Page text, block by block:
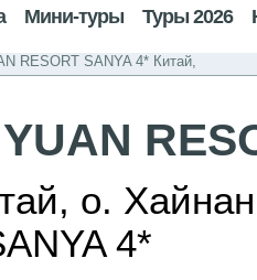
Мини-туры Туры 2026
RESORT SANYA 4* Китай,
о.
4*